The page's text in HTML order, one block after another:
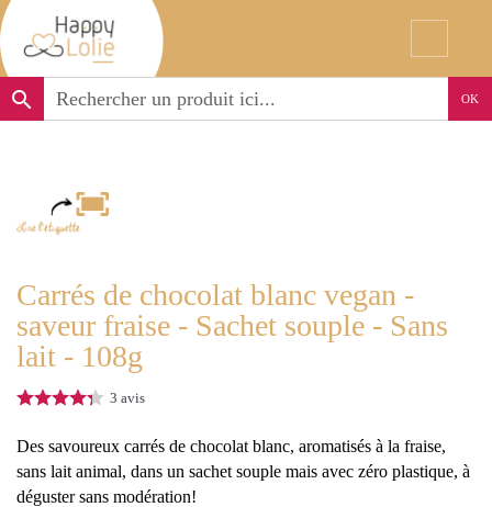
search OK
Carrés de chocolat blanc vegan -
saveur fraise - Sachet souple - Sans
lait - 108g
3 avis
Des savoureux carrés de chocolat blanc, aromatisés à la fraise,
sans lait animal, dans un sachet souple mais avec zéro plastique, à
déguster sans modération!